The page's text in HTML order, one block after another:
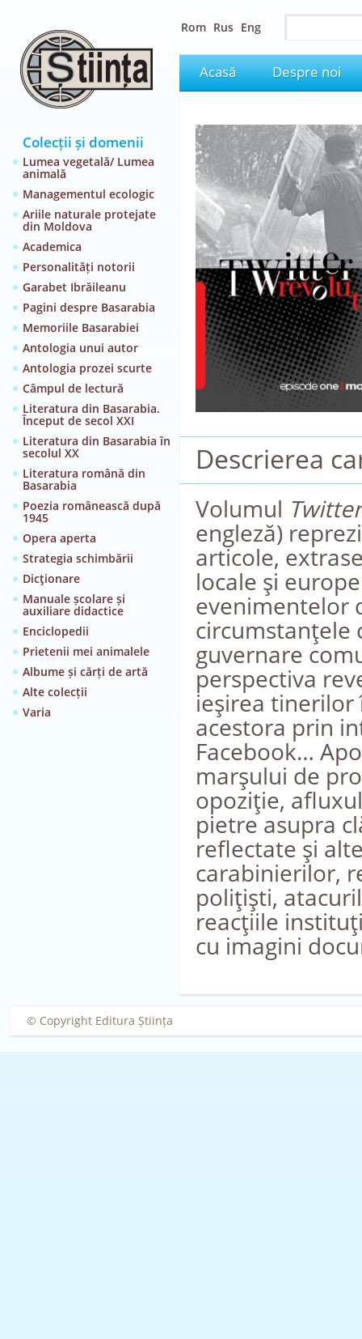
Colecții și domenii
Lumea vegetală/ Lumea
animală
Managementul ecologic
Ariile naturale protejate
din Moldova
Academica
Personalități notorii
Garabet Ibrăileanu
Pagini despre Basarabia
Memoriile Basarabiei
Antologia unui autor
Antologia prozei scurte
Câmpul de lectură
Literatura din Basarabia.
Început de secol XXI
Literatura din Basarabia în
secolul XX
Literatura română din
Basarabia
Poezia românească după
1945
Opera aperta
Strategia schimbării
Dicţionare
Manuale școlare și
auxiliare didactice
Enciclopedii
Prietenii mei animalele
Albume și cărți de artă
Alte colecții
Varia
Rom Rus Eng
Acasă Despre noi
Descrierea
Volumul
engleză)
articole,
locale şi
evenimentelor
circumstanţele
guvernare
perspectiva
ieşirea tinerilor
acestora prin
Facebook…
marşului de
opoziţie,
pietre asupra
reflectate şi
carabinierilor,
poliţişti,
reacţiile
cu imagini
© Copyright Editura Știința